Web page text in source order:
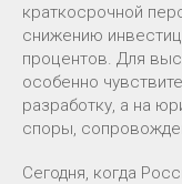
краткосрочной
снижению
процентов. Для
особенно
разработку, а на
споры,
Сегодня, когда